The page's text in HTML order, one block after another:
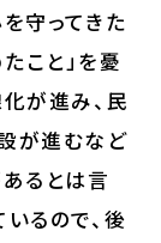
守ってきた
こと」を憂
が進み、民
が進むなど
るとは言
るので、後